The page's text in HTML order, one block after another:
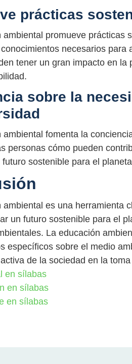
prácticas
ambiental promueve prácticas
necesarios
tener un gran impacto en
sobre la
ambiental fomenta la
personas cómo pueden
sostenible para el
ambiental es una herramienta
un futuro sostenible para el
La educación
específicos sobre el medio
de la sociedad en la
en sílabas
en sílabas
en sílabas